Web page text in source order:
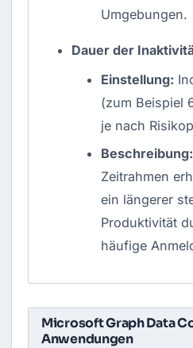
Umgebungen.
Dauer der
Einstellung:
(zum Beispiel
je nach
Beschreibung:
Zeitrahmen
ein längerer
Produktivität
häufige
Microsoft Graph Data
Anwendungen